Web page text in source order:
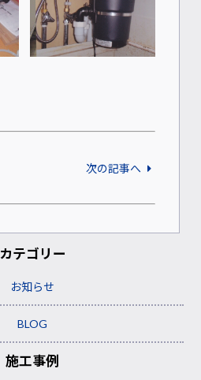
次の記事へ
カテゴリー
お知らせ
BLOG
施工事例